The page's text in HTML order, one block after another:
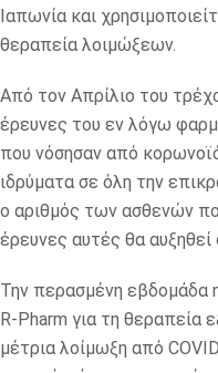
Ιαπωνία και
θεραπεία λοιμώξεων.
Από τον Απρίλιο του
έρευνες του εν λόγω
που νόσησαν από
ιδρύματα σε όλη την
ο αριθμός των ασθενών
έρευνες αυτές θα αυξηθεί
Την περασμένη εβδομάδα
R-Pharm για τη
μέτρια λοίμωξη από